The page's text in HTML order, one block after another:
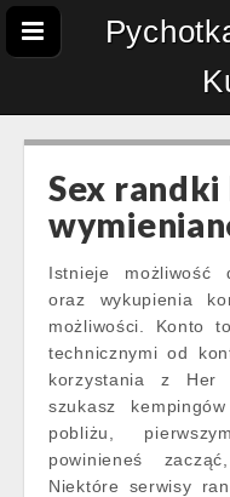
Sex
Istnieje możliwość
oraz wykupienia
możliwości. Konto
technicznymi od
korzystania z Her
szukasz
pobliżu,
powinieneś
Niektóre serwisy